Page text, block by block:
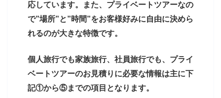
応しています。また、プライベートツアーなの
で”場所”と”時間”をお客様好みに自由に決めら
れるのが大きな特徴です。
個人旅行でも家族旅行、社員旅行でも、プライ
ベートツアーのお見積りに必要な情報は主に下
記①から⑤までの項目となります。